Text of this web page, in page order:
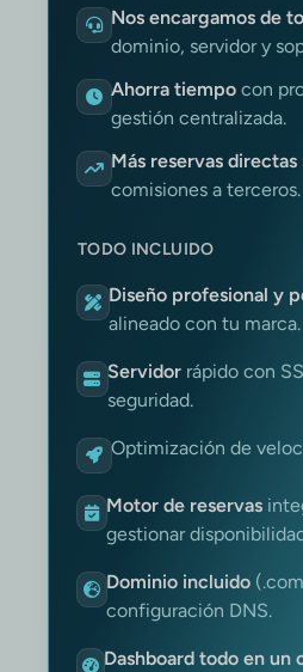
Nos encargamos de
dominio, servidor y
Ahorra tiempo con
gestión centralizada.
Más reservas directas
comisiones a terceros.
TODO INCLUIDO
Diseño profesional y
alineado con tu marca.
Servidorrápido con
seguridad.
Optimización de
Motor de reservas
gestionar
Dominio incluido
configuración DNS.
Dashboard todo en un